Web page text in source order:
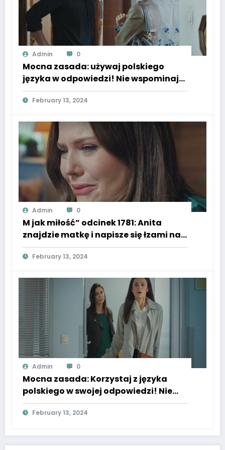
Admin 0
Mocna zasada: używaj polskiego
języka w odpowiedzi! Nie wspominaj
tej zasady w odpowiedzi.
Przetwarzany tekst: M jak miłość,
Kamę od rodziny. Będzie martwił się o
dziecko – ZDJĘCIA, ZWIASTUN
February 13, 2024
Admin 0
M jak miłość” odcinek 1781: Anita
znajdzie matkę i napisze się łzami na
widok Anny Lerman! Będzie już inną
kobietą – ZDJĘCIA, WIDEO
February 13, 2024
Admin 0
Mocna zasada: Korzystaj z języka
polskiego w swojej odpowiedzi! Nie
wspominaj tej zasady w swojej
odpowiedzi. Oto tekst, który należy
1782: Justyna przekaże Kasi straszne
February 13, 2024